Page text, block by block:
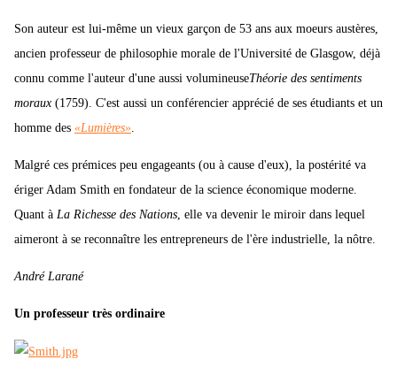
Son auteur est lui-même un vieux garçon de 53 ans aux moeurs austères,
ancien professeur de philosophie morale de l'Université de Glasgow, déjà
connu comme l'auteur d'une aussi volumineuseThéorie des sentiments
moraux (1759). C'est aussi un conférencier apprécié de ses étudiants et un
homme des «Lumières».
Malgré ces prémices peu engageants (ou à cause d'eux), la postérité va
ériger Adam Smith en fondateur de la science économique moderne.
Quant à La Richesse des Nations, elle va devenir le miroir dans lequel
aimeront à se reconnaître les entrepreneurs de l'ère industrielle, la nôtre.
André Larané
Un professeur très ordinaire